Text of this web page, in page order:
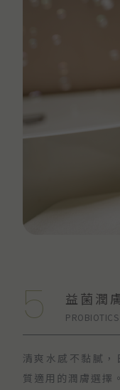
5 益菌潤
清爽水感不黏膩，
質適用的潤膚選擇。